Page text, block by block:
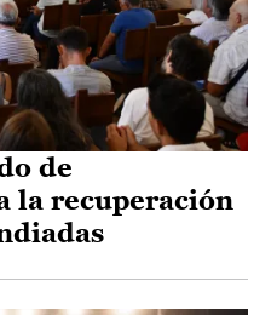
de
la recuperación